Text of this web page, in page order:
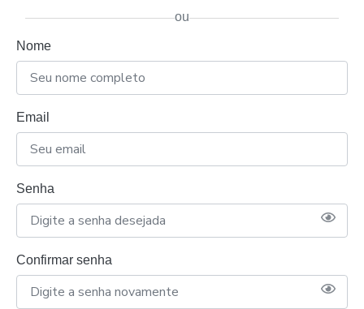
ou
Nome
Email
Senha
Confirmar senha